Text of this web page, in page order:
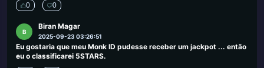
0 0
B
Biran Magar
2025-09-23 03:26:51
Eu gostaria que meu Monk ID pudesse receber um jackpot ... então
eu o classificarei 5STARS.